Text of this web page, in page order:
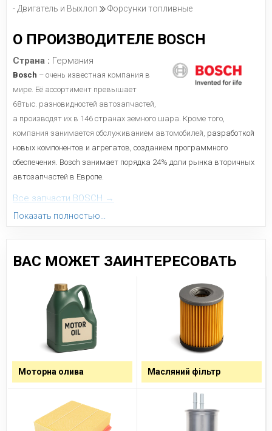
- Двигатель и Выхлоп
Форсунки топливные
О ПРОИЗВОДИТЕЛЕ BOSCH
Страна : Германия
Bosch – очень известная компания в
мире. Её ассортимент превышает
68тыс. разновидностей автозапчастей,
а производят их в 146 странах земного шара. Кроме того,
компания занимается обслуживанием автомобилей, разработкой
новых компонентов и агрегатов, созданием программного
обеспечения. Bosch занимает порядка 24% доли рынка вторичных
автозапчастей в Европе.
Все запчасти BOSCH →
Показать полностью...
ВАС МОЖЕТ ЗАИНТЕРЕСОВАТЬ
Моторна олива Масляний фільтр